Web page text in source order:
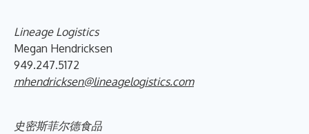
Lineage Logistics
Megan Hendricksen
949.247.5172
mhendricksen@lineagelogistics.com
史密斯菲尔德食品